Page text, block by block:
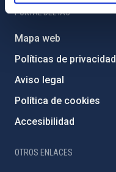
PORTAL DEL IAC
Mapa web
Políticas de privacidad
Aviso legal
Política de cookies
Accesibilidad
OTROS ENLACES